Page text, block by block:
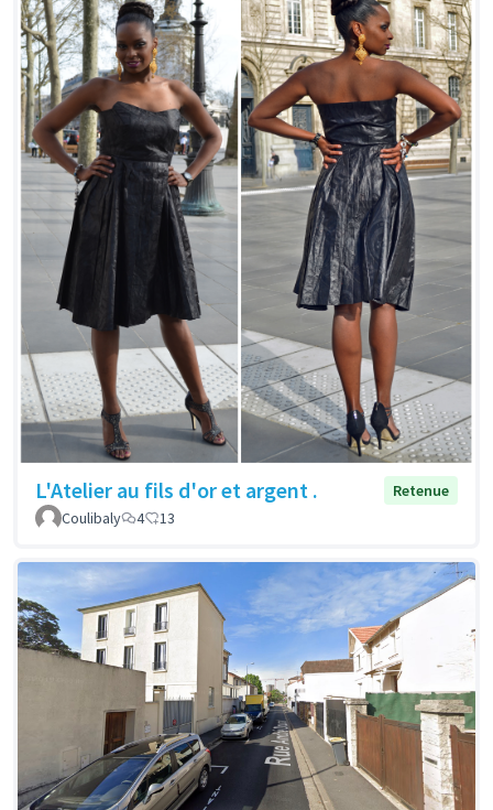
L'Atelier au fils d'or et argent .
Retenue
Coulibaly
4 13